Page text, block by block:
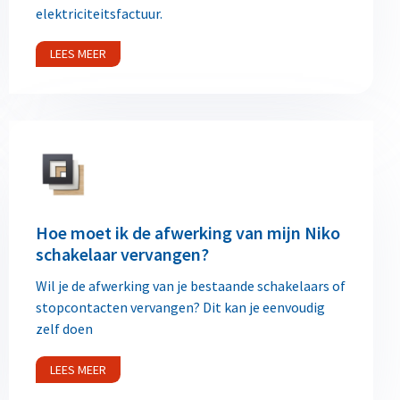
elektriciteitsfactuur.
LEES MEER
Hoe moet ik de afwerking van mijn Niko
schakelaar vervangen?
Wil je de afwerking van je bestaande schakelaars of
stopcontacten vervangen? Dit kan je eenvoudig
zelf doen
LEES MEER